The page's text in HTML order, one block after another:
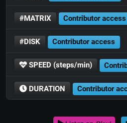
#MATRIX Contributor access
#DISK Contributor access
SPEED (steps/min)
DURATION Contributor